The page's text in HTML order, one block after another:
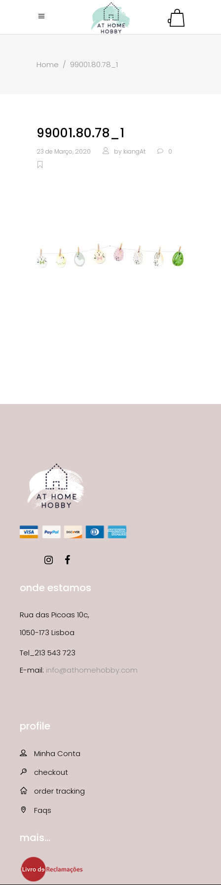
0
Home / 99001.80.78_1
99001.80.78_1
23 de Março, 2020 by kiangAt 0
onde estamos
Rua das Picoas 10c,
1050-173 Lisboa
Tel_213 543 723
E-mail: info@athomehobby.com
profile
Minha Conta
checkout
order tracking
Faqs
mais...